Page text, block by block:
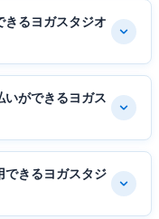
きるヨガスタジオ
いができるヨガス
できるヨガスタジ